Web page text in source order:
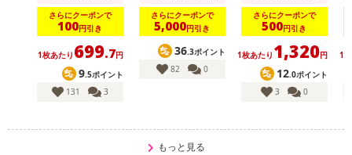
さらにクーポンで
100円引き
1枚あたり 699.7円
9.5ポイント
131
3
さらにクーポンで
5,000円引き
36.3ポイント
82
0
さらにクーポンで
500円引き
1枚あたり 1,320円
12.0ポイント
3
0
1
もっと見る